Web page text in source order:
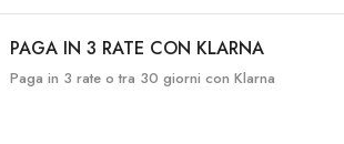
PAGA IN 3 RATE CON KLARNA
Paga in 3 rate o tra 30 giorni con Klarna